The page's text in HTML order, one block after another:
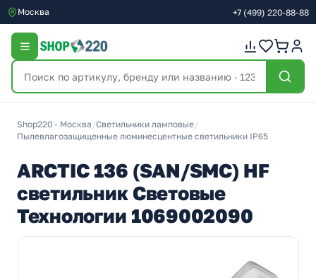
Москва +7 (499) 220-88-88
Shop220 - Москва /Светильники ламповые/
Пылевлагозащищенные люминесцентные светильники IP65
ARCTIC 136 (SAN/SMC) HF
светильник Световые
Технологии 1069002090